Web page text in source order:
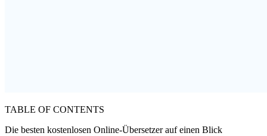
TABLE OF CONTENTS
Die besten kostenlosen Online-Übersetzer auf einen Blick